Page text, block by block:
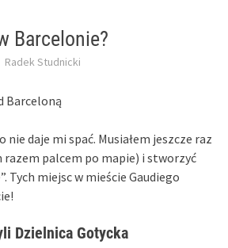
Barcelonie?
Radek Studnicki
daje mi spać. Musiałem jeszcze raz
palcem po mapie) i stworzyć
Tych miejsc w mieście Gaudiego
Dzielnica Gotycka